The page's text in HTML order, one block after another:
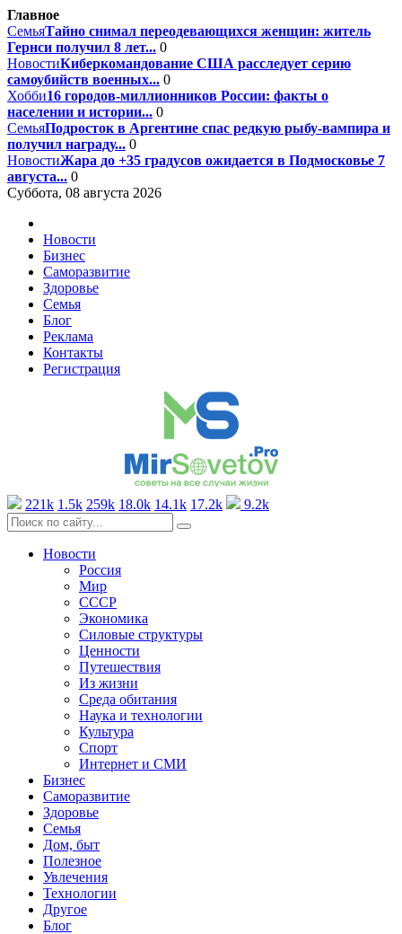
Главное
СемьяТайно снимал переодевающихся женщин: житель
Гернси получил 8 лет... 0
НовостиКиберкомандование США расследует серию
самоубийств военных... 0
Хобби16 городов-миллионников России: факты о
населении и истории... 0
СемьяПодросток в Аргентине спас редкую рыбу-вампира и
получил награду... 0
НовостиЖара до +35 градусов ожидается в Подмосковье 7
августа... 0
Суббота, 08 августа 2026
Новости
Бизнес
Саморазвитие
Здоровье
Семья
Блог
Реклама
Контакты
Регистрация
221k 1.5k 259k 18.0k 14.1k 17.2k 9.2k
Новости
Россия
Мир
СССР
Экономика
Силовые структуры
Ценности
Путешествия
Из жизни
Среда обитания
Наука и технологии
Культура
Спорт
Интернет и СМИ
Бизнес
Саморазвитие
Здоровье
Семья
Дом, быт
Полезное
Увлечения
Технологии
Другое
Блог